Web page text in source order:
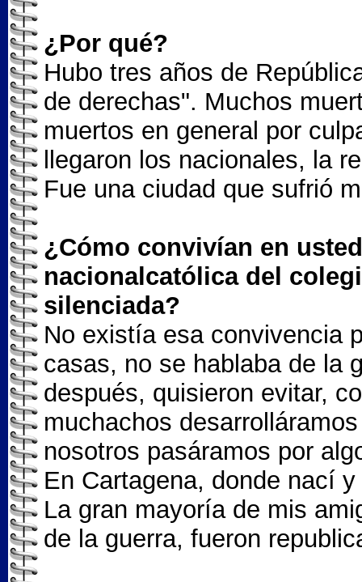
¿Por qué?
Hubo tres años de
de derechas". Muchos
muertos en general por
llegaron los nacionales, la
Fue una ciudad que sufrió
¿Cómo convivían en
nacionalcatólica del
silenciada?
No existía esa convivencia
casas, no se hablaba de la
después, quisieron evitar,
muchachos
nosotros pasáramos por
En Cartagena, donde nací
La gran mayoría de mis
de la guerra, fueron